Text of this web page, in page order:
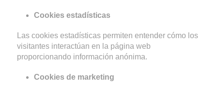
Cookies estadísticas
Las cookies estadísticas permiten entender cómo los
visitantes interactúan en la página web
proporcionando información anónima.
Cookies de marketing